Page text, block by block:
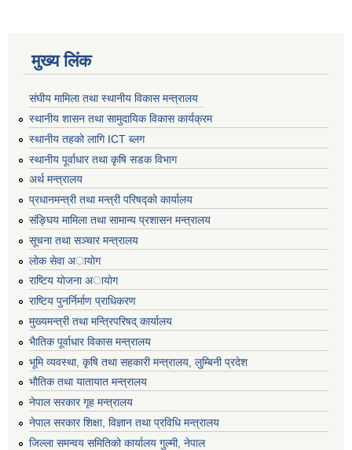
मुख्य लिंक
संघीय मामिला तथा स्थानीय विकास मन्त्रालय
स्थानीय शासन तथा सामुदायिक विकास कार्यक्रम
स्थानीय तहको लागि ICT ब्लग
स्थानीय पूर्वाधार तथा कृषि सडक विभाग
अर्थ मन्त्रालय
प्रधानमन्त्री तथा मन्त्री परिषद्काे कार्यालय
संङ्घिय मामिला तथा सामान्य प्रशासन मन्त्रालय
सूचना तथा सञ्चार मन्त्रालय
लाेक सेवा अायाेग
राष्टिय याेजना अायाेग
राष्टिय पुनर्निर्माण प्राधिकरण
मुख्यमन्त्री तथा मन्त्रिपरिषद् कार्यालय
भैातिक पूर्वाधार विकास मन्त्रालय
भूमि व्यवस्था, कृषि तथा सहकारी मन्त्रालय, लु्म्बिनी प्रदेश
भाैतिक तथा यातायात मन्त्रालय
नेपाल सरकार गृह मन्त्रालय
नेपाल सरकार शिक्षा, विज्ञान तथा प्रविधि मन्त्रालय
जिल्ला समन्वय समितिको कार्यालय गुल्मी, नेपाल